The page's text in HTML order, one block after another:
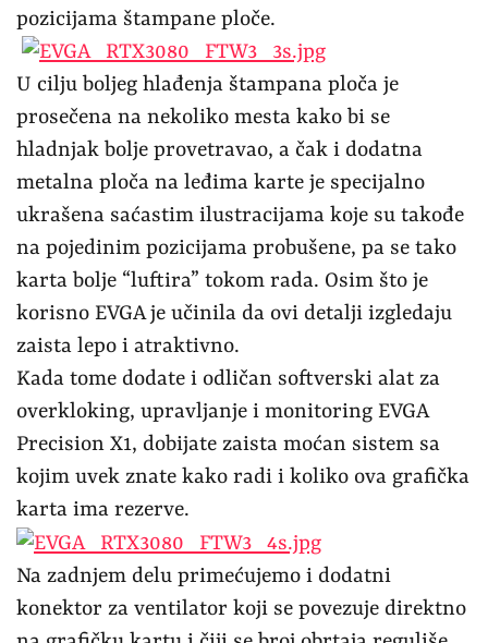
pozicijama štampane ploče.
U cilju boljeg hlađenja štampana ploča je
prosečena na nekoliko mesta kako bi se
hladnjak bolje provetravao, a čak i dodatna
metalna ploča na leđima karte je specijalno
ukrašena saćastim ilustracijama koje su takođe
na pojedinim pozicijama probušene, pa se tako
karta bolje “luftira” tokom rada. Osim što je
korisno EVGA je učinila da ovi detalji izgledaju
zaista lepo i atraktivno.
Kada tome dodate i odličan softverski alat za
overkloking, upravljanje i monitoring EVGA
Precision X1, dobijate zaista moćan sistem sa
kojim uvek znate kako radi i koliko ova grafička
karta ima rezerve.
Na zadnjem delu primećujemo i dodatni
konektor za ventilator koji se povezuje direktno